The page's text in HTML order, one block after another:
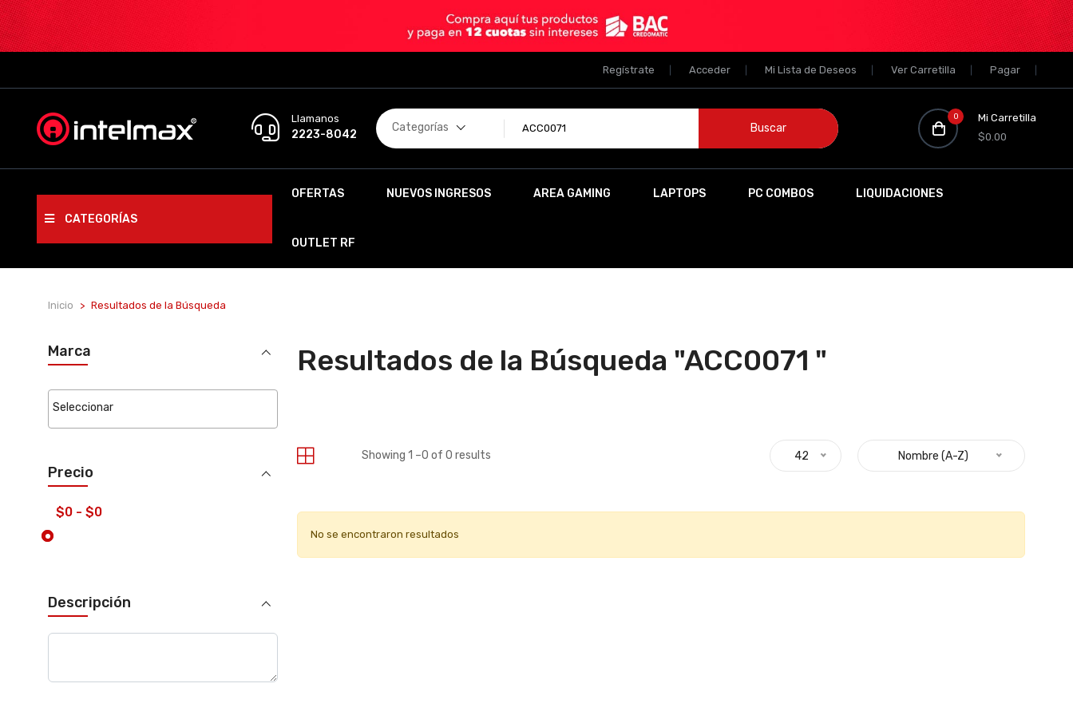
Regístrate Acceder Mi Lista de Deseos Ver Carretilla Pagar
Llamanos
2223-8042 Buscar
Categorías
0
Mi Carretilla
$0.00
CATEGORÍAS
OFERTAS NUEVOS INGRESOS AREA GAMING LAPTOPS PC COMBOS LIQUIDACIONES
OUTLET RF
Inicio Resultados de la Búsqueda
Marca
Precio
Descripción
Resultados de la Búsqueda "ACC0071 "
Showing 1 –0 of 0 results 42 Nombre (A-Z)
No se encontraron resultados